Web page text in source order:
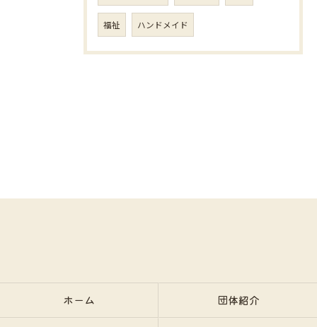
福祉 ハンドメイド
ホーム 団体紹介